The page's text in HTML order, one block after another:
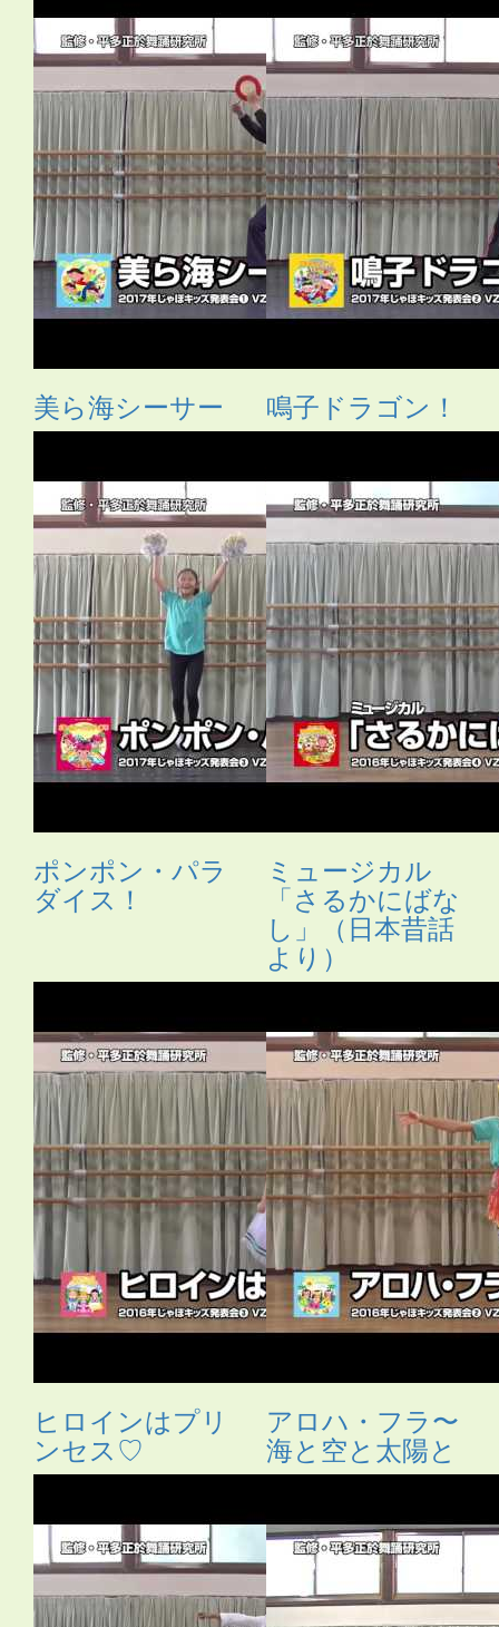
美ら海シーサー 鳴子ドラゴン！
ポンポン・パラ
ダイス！
ミュージカル
「さるかにばな
し」（日本昔話
より）
ヒロインはプリ
ンセス♡
アロハ・フラ〜
海と空と太陽と